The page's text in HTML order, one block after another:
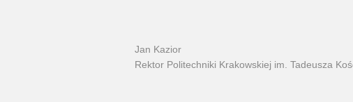
Jan Kazior
Rektor Politechniki Krakowskiej im. Tadeusza